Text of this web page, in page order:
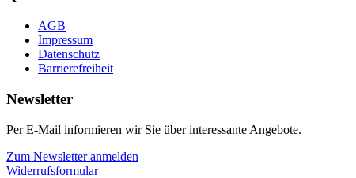
AGB
Impressum
Datenschutz
Barrierefreiheit
Newsletter
Per E-Mail informieren wir Sie über interessante Angebote.
Zum Newsletter anmelden
Widerrufsformular